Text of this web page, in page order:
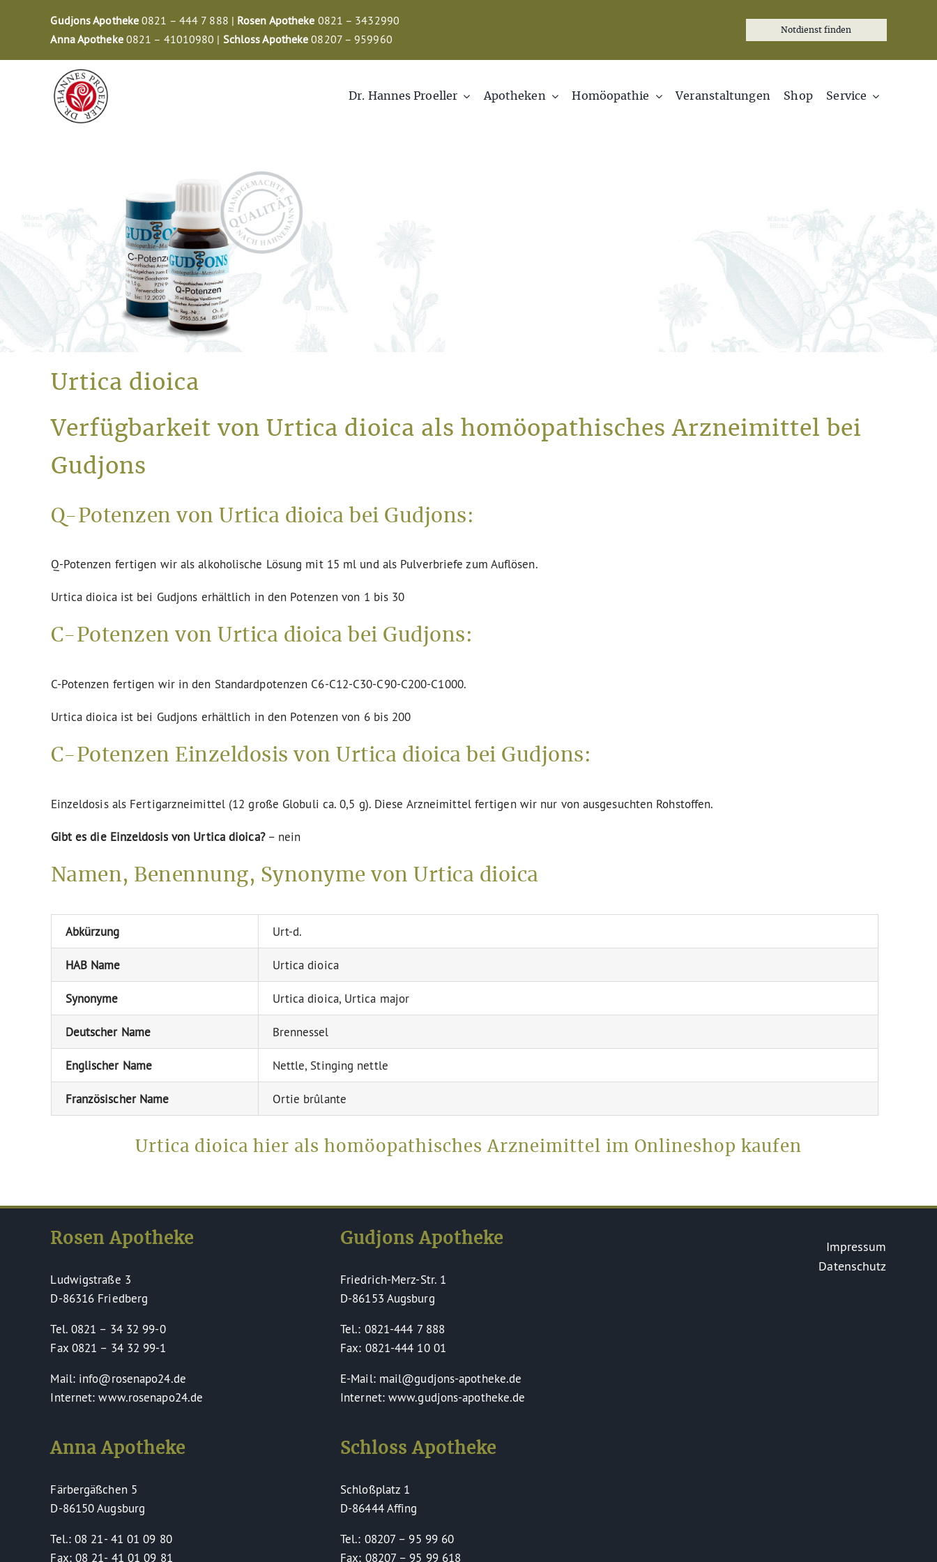
Gudjons Apotheke 0821 – 444 7 888 | Rosen Apotheke 0821 – 3432990
Anna Apotheke0821 – 41010980 | Schloss Apotheke 08207 – 959960
Notdienst finden
Dr. Hannes Proeller Apotheken Homöopathie Veranstaltungen Shop Service
Urtica dioica
Verfügbarkeit von Urtica dioica als homöopathisches Arzneimittel bei
Gudjons
Q-Potenzen von Urtica dioica bei Gudjons:
Q-Potenzen fertigen wir als alkoholische Lösung mit 15 ml und als Pulverbriefe zum Auflösen.
Urtica dioica ist bei Gudjons erhältlich in den Potenzen von 1 bis 30
C-Potenzen von Urtica dioica bei Gudjons:
C-Potenzen fertigen wir in den Standardpotenzen C6-C12-C30-C90-C200-C1000.
Urtica dioica ist bei Gudjons erhältlich in den Potenzen von 6 bis 200
C-Potenzen Einzeldosis von Urtica dioica bei Gudjons:
Einzeldosis als Fertigarzneimittel (12 große Globuli ca. 0,5 g). Diese Arzneimittel fertigen wir nur von ausgesuchten Rohstoffen.
Gibt es die Einzeldosis von Urtica dioica?– nein
Namen, Benennung, Synonyme von Urtica dioica
Abkürzung Urt-d.
HAB Name Urtica dioica
Synonyme Urtica dioica, Urtica major
Deutscher Name Brennessel
Englischer Name Nettle, Stinging nettle
Französischer Name Ortie brûlante
Urtica dioica hier als homöopathisches Arzneimittel im Onlineshop kaufen
Rosen Apotheke
Ludwigstraße 3
D-86316 Friedberg
Tel. 0821 – 34 32 99-0
Fax 0821 – 34 32 99-1
Mail: info@rosenapo24.de
Internet: www.rosenapo24.de
Anna Apotheke
Färbergäßchen 5
D-86150 Augsburg
Tel.: 08 21- 41 01 09 80
Fax: 08 21- 41 01 09 81
Gudjons Apotheke
Friedrich-Merz-Str. 1
D-86153 Augsburg
Tel.: 0821-444 7 888
Fax: 0821-444 10 01
E-Mail: mail@gudjons-apotheke.de
Internet: www.gudjons-apotheke.de
Schloss Apotheke
Schloßplatz 1
D-86444 Affing
Tel.: 08207 – 95 99 60
Fax: 08207 – 95 99 618
Impressum
Datenschutz